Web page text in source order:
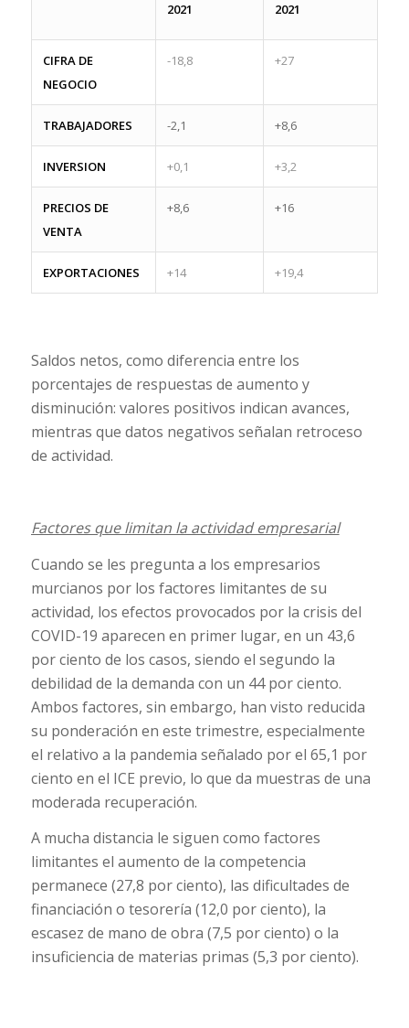
2021
2021
CIFRA DE
NEGOCIO
-18,8 +27
TRABAJADORES -2,1 +8,6
INVERSION +0,1 +3,2
PRECIOS DE
VENTA
+8,6 +16
EXPORTACIONES +14 +19,4
Saldos netos, como diferencia entre los
porcentajes de respuestas de aumento y
disminución: valores positivos indican avances,
mientras que datos negativos señalan retroceso
de actividad.
Factores que limitan la actividad empresarial
Cuando se les pregunta a los empresarios
murcianos por los factores limitantes de su
actividad, los efectos provocados por la crisis del
COVID-19 aparecen en primer lugar, en un 43,6
por ciento de los casos, siendo el segundo la
debilidad de la demanda con un 44 por ciento.
Ambos factores, sin embargo, han visto reducida
su ponderación en este trimestre, especialmente
el relativo a la pandemia señalado por el 65,1 por
ciento en el ICE previo, lo que da muestras de una
moderada recuperación.
A mucha distancia le siguen como factores
limitantes el aumento de la competencia
permanece (27,8 por ciento), las dificultades de
financiación o tesorería (12,0 por ciento), la
escasez de mano de obra (7,5 por ciento) o la
insuficiencia de materias primas (5,3 por ciento).